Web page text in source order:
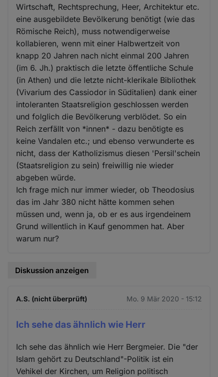
Wirtschaft, Rechtsprechung, Heer, Architektur etc.
eine ausgebildete Bevölkerung benötigt (wie das
Römische Reich), muss notwendigerweise
kollabieren, wenn mit einer Halbwertzeit von
knapp 20 Jahren nach nicht einmal 200 Jahren
(im 6. Jh.) praktisch die letzte öffentliche Schule
(in Athen) und die letzte nicht-klerikale Bibliothek
(Vivarium des Cassiodor in Süditalien) dank einer
intoleranten Staatsreligion geschlossen werden
und folglich die Bevölkerung verblödet. So ein
Reich zerfällt von *innen* - dazu benötigte es
keine Vandalen etc.; und ebenso verwunderte es
nicht, dass der Katholizismus diesen 'Persil'schein
(Staatsreligion zu sein) freiwillig nie wieder
abgeben würde.
Ich frage mich nur immer wieder, ob Theodosius
das im Jahr 380 nicht hätte kommen sehen
müssen und, wenn ja, ob er es aus irgendeinem
Grund willentlich in Kauf genommen hat. Aber
warum nur?
Diskussion anzeigen
A.S. (nicht überprüft) Mo. 9 Mär 2020 - 15:12
Ich sehe das ähnlich wie Herr
Ich sehe das ähnlich wie Herr Bergmeier. Die "der
Islam gehört zu Deutschland"-Politik ist ein
Vehikel der Kirchen, um Religion politisch